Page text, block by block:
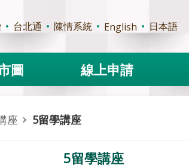
台北通 陳情系統 English 日本語
圖 線上申請
座 5留學講座
5留學講座